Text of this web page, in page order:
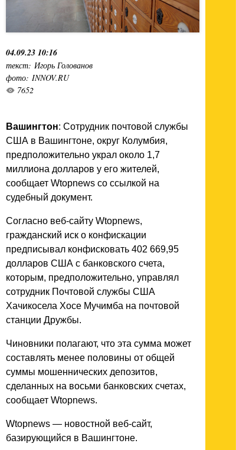
04.09.23 10:16
текст: Игорь Голованов
фото: INNOV.RU
7652
Вашингтон: Сотрудник почтовой службы
США в Вашингтоне, округ Колумбия,
предположительно украл около 1,7
миллиона долларов у его жителей,
сообщает Wtopnews со ссылкой на
судебный документ.
Согласно веб-сайту Wtopnews,
гражданский иск о конфискации
предписывал конфисковать 402 669,95
долларов США с банковского счета,
которым, предположительно, управлял
сотрудник Почтовой службы США
Хачикосела Хосе Мучимба на почтовой
станции Дружбы.
Чиновники полагают, что эта сумма может
составлять менее половины от общей
суммы мошеннических депозитов,
сделанных на восьми банковских счетах,
сообщает Wtopnews.
Wtopnews — новостной веб-сайт,
базирующийся в Вашингтоне.